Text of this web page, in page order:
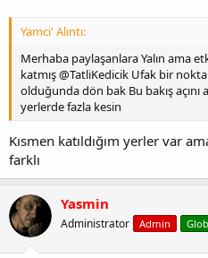
Yamci' Alıntı:
Merhaba paylaşanlara Yalın ama
katmış @TatliKedicik Ufak bir
olduğunda dön bak Bu bakış açını
yerlerde fazla kesin
Kısmen katıldığım yerler var
farklı
Yasmin
Administrator Admin